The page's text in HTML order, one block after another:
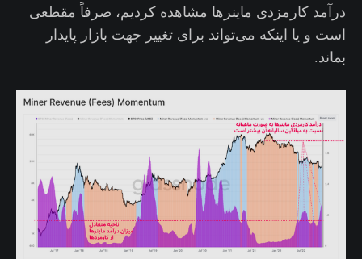
درآمد کارمزدی ماینرها مشاهده کردیم، صرفاً مقطعی
است و یا اینکه می‌تواند برای تغییر جهت بازار پایدار
بماند.